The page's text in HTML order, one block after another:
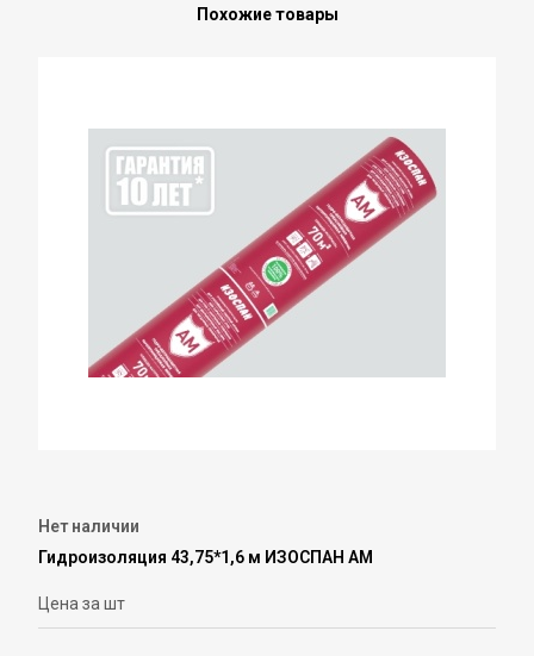
Похожие товары
Нет наличии
Гидроизоляция 43,75*1,6 м ИЗОСПАН АМ
Цена за шт